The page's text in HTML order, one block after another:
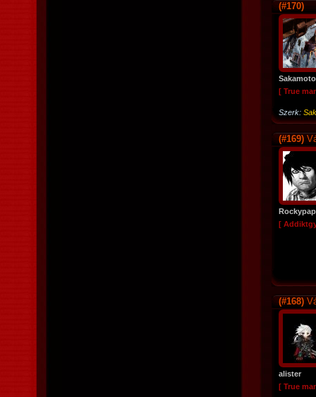
(#170)
[ True
Szerk:
(#169)
[
(#168)
alister
[ True